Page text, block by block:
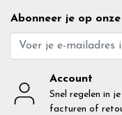
Abonneer je op
Account
Snel regelen in
facturen of